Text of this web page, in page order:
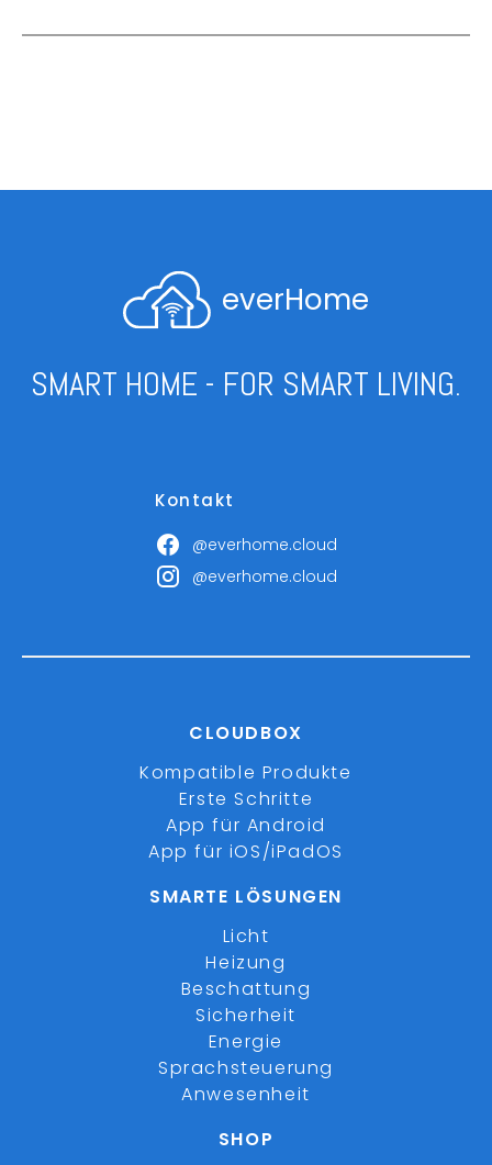
everHome
SMART HOME - FOR SMART LIVING.
Kontakt
@everhome.cloud
@everhome.cloud
CLOUDBOX
Kompatible Produkte
Erste Schritte
App für Android
App für iOS/iPadOS
SMARTE LÖSUNGEN
Licht
Heizung
Beschattung
Sicherheit
Energie
Sprachsteuerung
Anwesenheit
SHOP